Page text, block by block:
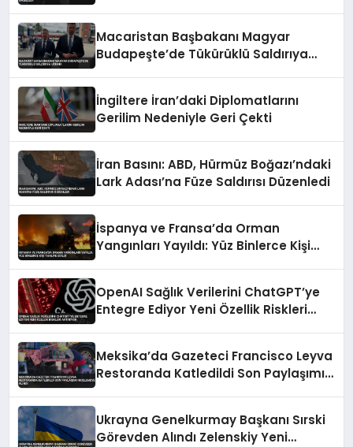
Macaristan Başbakanı Magyar
Budapeşte’de Tükürüklü Saldırıya
İngiltere İran’daki Diplomatlarını
Gerilim Nedeniyle Geri Çekti
İran Basını: ABD, Hürmüz Boğazı’ndaki
Lark Adası’na Füze Saldırısı Düzenledi
İspanya ve Fransa’da Orman
Yangınları Yayıldı: Yüz Binlerce Kişi
OpenAI Sağlık Verilerini ChatGPT’ye
Entegre Ediyor Yeni Özellik Riskleri
Meksika’da Gazeteci Francisco Leyva
Restoranda Katledildi Son Paylaşımı
Ukrayna Genelkurmay Başkanı Sırski
Görevden Alındı Zelenskiy Yeni